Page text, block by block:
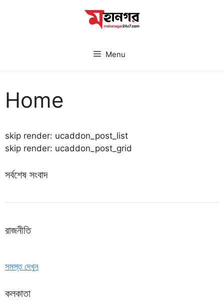
Menu
Home
skip render: ucaddon_post_list
skip render: ucaddon_post_grid
সর্বশেষ সংবাদ
রাজনীতি
সমস্ত দেখুন
কলকাতা